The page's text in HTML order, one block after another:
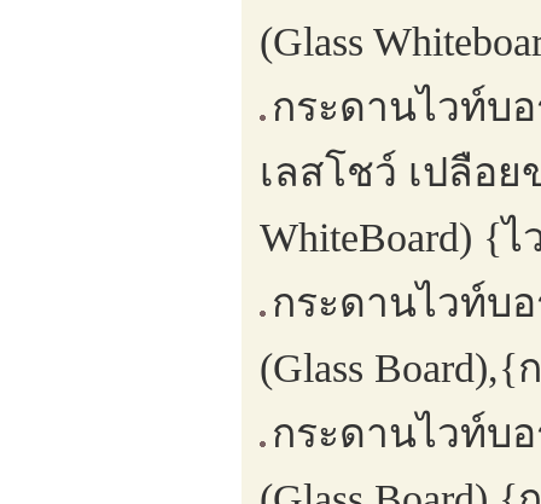
(Glass
กระดานไวท์บ
เลสโชว์ เปลือย
WhiteBoard) {
กระดานไวท์บ
(Glass
กระดานไวท์บ